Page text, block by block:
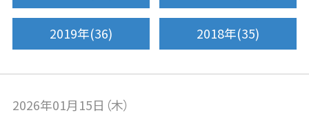
2019年(36) 2018年(35)
2026年01月15日（木）